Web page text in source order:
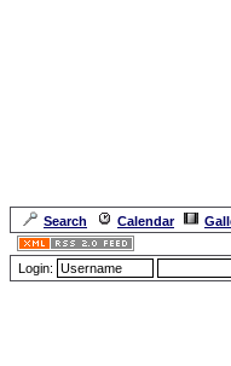
Search Calendar
Login: